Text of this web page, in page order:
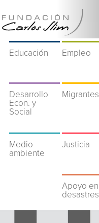
Educación Empleo
Desarrollo
Econ. y
Social
Migrantes
Medio
ambiente
Justicia
Apoyo en
desastres